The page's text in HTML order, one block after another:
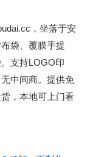
，坐落于安
袋、覆膜手提
支持LOGO印
中间商。提供免
，本地可上门看